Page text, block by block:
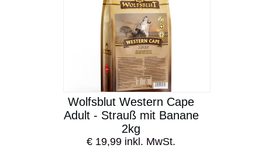
Wolfsblut Western Cape
Adult - Strauß mit Banane
2kg
€ 19,99 inkl. MwSt.